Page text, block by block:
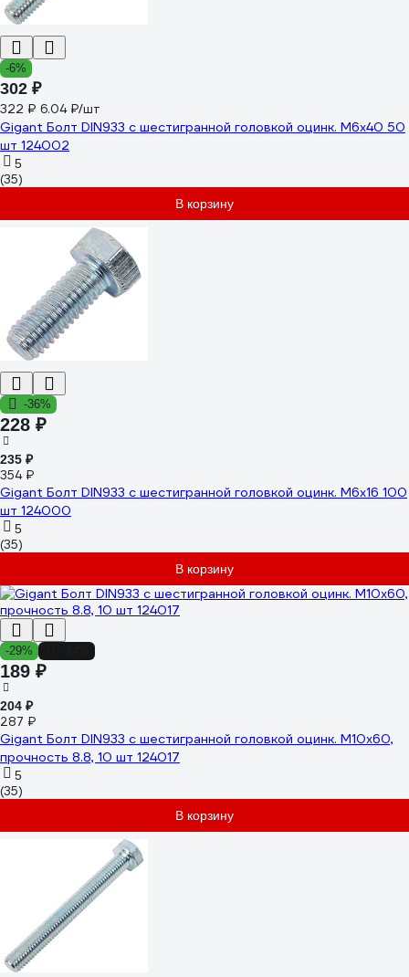
-6%
302 ₽
322 ₽ 6.04 ₽/шт
Gigant Болт DIN933 с шестигранной головкой оцинк. М6x40 50
шт 124002
5
(35)
В корзину
-36%
228 ₽
235 ₽
354 ₽
Gigant Болт DIN933 с шестигранной головкой оцинк. М6x16 100
шт 124000
5
(35)
В корзину
-29%
189 ₽
204 ₽
287 ₽
Gigant Болт DIN933 с шестигранной головкой оцинк. М10x60,
прочность 8.8, 10 шт 124017
5
(35)
В корзину